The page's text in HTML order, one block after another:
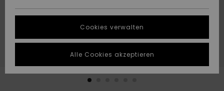
Highlights
Highlights
Starten Sie eine
um die
schnellste
Antwort auf Ihre
erhalten.
SHOPS
QUIKSILVER APP
WUNSCHLISTE
Cookies verwalten
Alle Cookies akzeptieren